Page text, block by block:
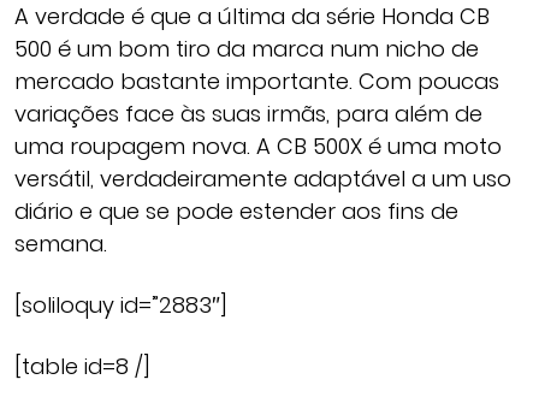
A verdade é que a última da série Honda CB
500 é um bom tiro da marca num nicho de
mercado bastante importante. Com poucas
variações face às suas irmãs, para além de
uma roupagem nova. A CB 500X é uma moto
versátil, verdadeiramente adaptável a um uso
diário e que se pode estender aos fins de
semana.
[soliloquy id=”2883″]
[table id=8 /]